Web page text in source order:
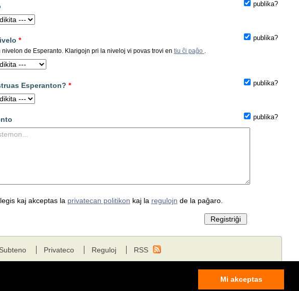
Mi akceptas
publika?
publika?
*
nivelon de Esperanto. Klarigojn pri la niveloj vi povas trovi en tiu ĉi paĝo .
publika?
Esperanton? *
publika?
kaj akceptas la privatecan politikon kaj la regulojn de la paĝaro.
Subteno Privateco Reguloj RSS